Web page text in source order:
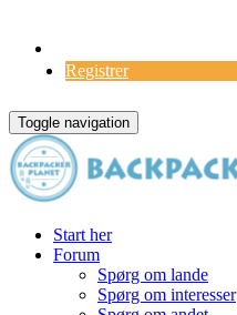
Registrer
Toggle navigation
Start her
Forum
Spørg om lande
Spørg om interesser